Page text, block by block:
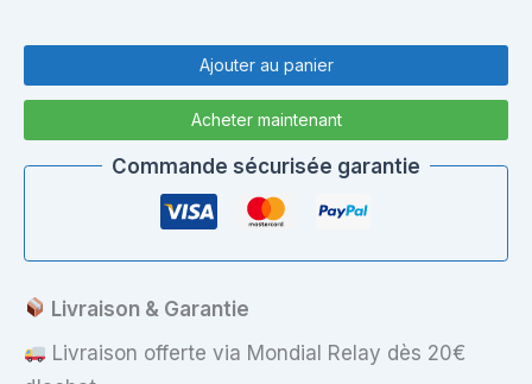
Dissipateur
thermique
Ajouter au panier
Acheter maintenant
Commande sécurisée garantie
Livraison & Garantie
Livraison offerte via Mondial Relay dès 20€